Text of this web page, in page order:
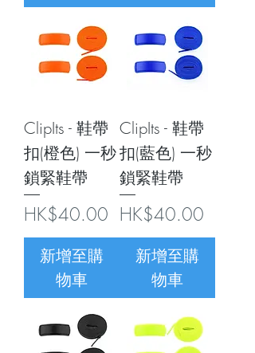
ClipIts - 鞋帶
扣(橙色) 一秒
鎖緊鞋帶
價格
HK$40.00
新增至購
物車
ClipIts - 鞋帶
扣(藍色) 一秒
鎖緊鞋帶
價格
HK$40.00
新增至購
物車